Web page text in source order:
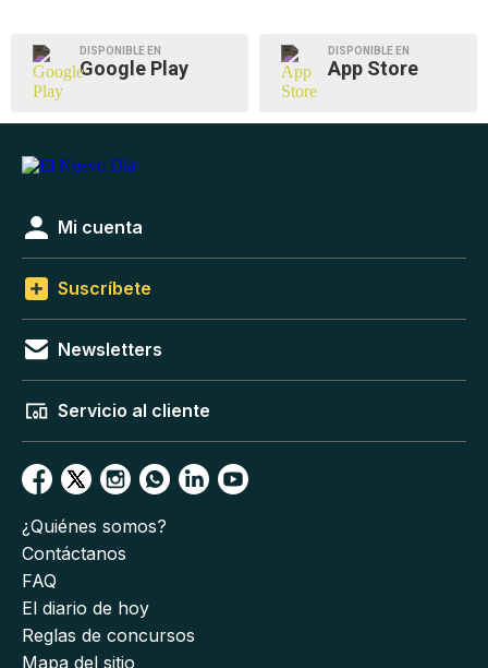
DISPONIBLE EN
Google Play
DISPONIBLE EN
App Store
Mi cuenta
Suscríbete
Newsletters
Servicio al cliente
¿Quiénes somos?
Contáctanos
FAQ
El diario de hoy
Reglas de concursos
Mapa del sitio